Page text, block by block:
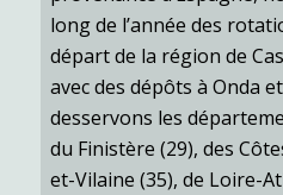
long de l’année des
départ de la région de
avec des dépôts à Onda
desservons les
du Finistère (29), des
et-Vilaine (35), de Loire-